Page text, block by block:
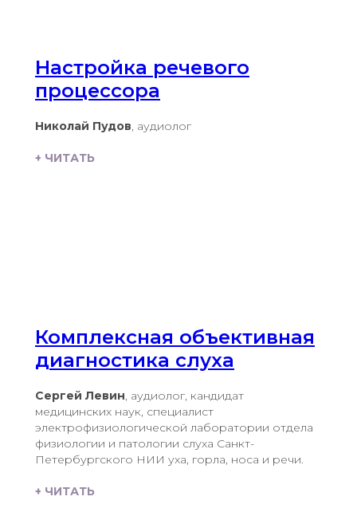
Настройка речевого
процессора
Николай Пудов, аудиолог
+ ЧИТАТЬ
Комплексная объективная
диагностика слуха
Сергей Левин, аудиолог, кандидат
медицинских наук, специалист
электрофизиологической лаборатории отдела
физиологии и патологии слуха Санкт-
Петербургского НИИ уха, горла, носа и речи.
+ ЧИТАТЬ